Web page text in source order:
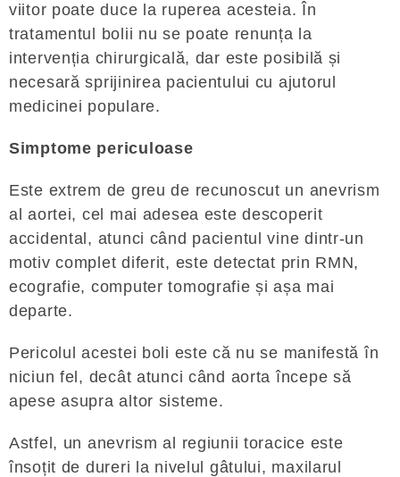
viitor poate duce la ruperea acesteia. În
tratamentul bolii nu se poate renunța la
intervenția chirurgicală, dar este posibilă și
necesară sprijinirea pacientului cu ajutorul
medicinei populare.
Simptome periculoase
Este extrem de greu de recunoscut un anevrism
al aortei, cel mai adesea este descoperit
accidental, atunci când pacientul vine dintr-un
motiv complet diferit, este detectat prin RMN,
ecografie, computer tomografie și așa mai
departe.
Pericolul acestei boli este că nu se manifestă în
niciun fel, decât atunci când aorta începe să
apese asupra altor sisteme.
Astfel, un anevrism al regiunii toracice este
însoțit de dureri la nivelul gâtului, maxilarul